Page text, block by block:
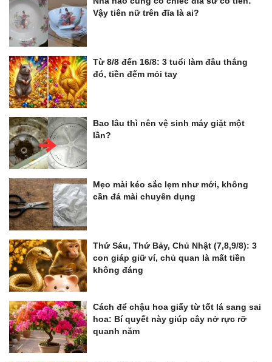
Vậy tiên nữ trên đĩa là ai?
Từ 8/8 đến 16/8: 3 tuổi làm đâu thắng
đó, tiền đếm mỏi tay
Bao lâu thì nên vệ sinh máy giặt một
lần?
Mẹo mài kéo sắc lẹm như mới, không
cần đá mài chuyên dụng
Thứ Sáu, Thứ Bảy, Chủ Nhật (7,8,9/8): 3
con giáp giữ ví, chủ quan là mất tiền
không đáng
Cách để chậu hoa giấy từ tốt lá sang sai
hoa: Bí quyết này giúp cây nở rực rỡ
quanh năm